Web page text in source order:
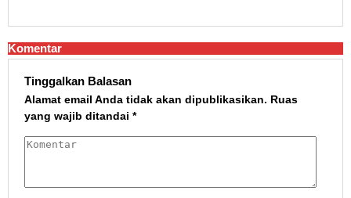
Komentar
Tinggalkan Balasan
Alamat email Anda tidak akan dipublikasikan. Ruas
yang wajib ditandai *